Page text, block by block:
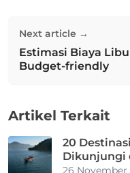
Next article →
Next post:
Estimasi Biaya
Budget-friendly
Artikel Terkait
20
Dikunjungi
26 November